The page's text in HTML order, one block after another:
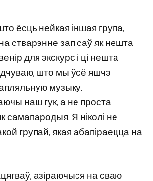
ёсць нейкая іншая група,
стварэнне запісаў як нешта
для экскурсіі ці нешта
што мы ўсё яшчэ
музыку,
наш гук, а не проста
самапародыя. Я ніколі не
групай, якая абапіраецца на
азіраючыся на сваю